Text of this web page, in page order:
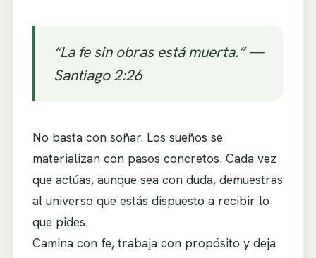
“La fe sin obras está muerta.” —
Santiago 2:26
No basta con soñar. Los sueños se
materializan con pasos concretos. Cada vez
que actúas, aunque sea con duda, demuestras
al universo que estás dispuesto a recibir lo
que pides.
Camina con fe, trabaja con propósito y deja